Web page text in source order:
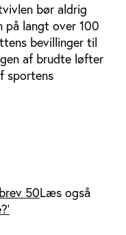
bør aldrig
på langt over 100
bevillinger til
af brudte løfter
sportens
50Læs også